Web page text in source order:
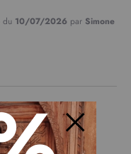
du 10/07/2026 par Simone
Fermer